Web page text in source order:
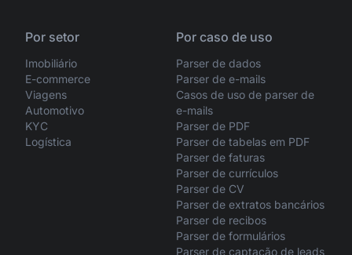
Por setor
Imobiliário
E-commerce
Viagens
Automotivo
KYC
Logística
Por caso de uso
Parser de dados
Parser de e-mails
Casos de uso de parser de
e-mails
Parser de PDF
Parser de tabelas em PDF
Parser de faturas
Parser de currículos
Parser de CV
Parser de extratos bancários
Parser de recibos
Parser de formulários
Parser de captação de leads